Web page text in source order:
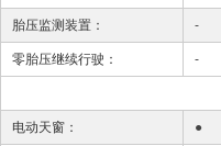
胎压监测装置： -
零胎压继续行驶： -
电动天窗： ●